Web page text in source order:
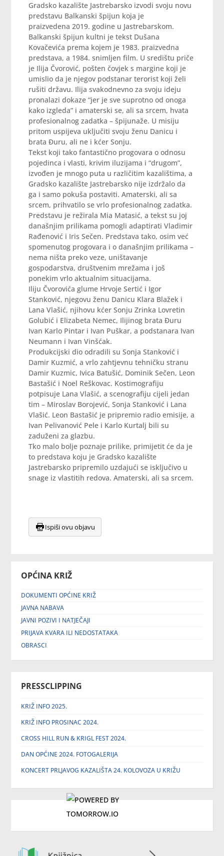
OPĆINA KRIŽ
DOKUMENTI OPĆINE KRIŽ
JAVNA NABAVA
JAVNI POZIVI I NATJEČAJI
PRIJAVA KVARA ILI NEDOSTATAKA
OBRASCI
PRESSCLIPPING
KRIŽ INFO 2025.
KRIŽ INFO PROSINAC 2024.
CROSS HILL RUN & KRIGL FEST 2024.
DAN OPĆINE 2024. FOTOGALERIJA
KONCERT PRLJAVOG KAZALIŠTA 24. KOLOVOZA U KRIŽU
Gradsko kazalište Jastrebarsko izvodi svoju novu
predstavu Balkanski špijun koja je
praizvedena 2019. godine u Jastrebarskom.
Balkanski špijun kultni je tekst Dušana
Kovačevića prema kojem je 1983. praizvedna
predstava, a 1984. snimljen film. U središtu priče
je Ilija Čvorović, pošten čovjek s margine koji je
umislio da je njegov podstanar terorist koji želi
rušiti državu. Ilija svakodnevno za svoju ideju
pronalazi dokaze “jer je sve suprotno od onoga
kako izgleda” i amaterski se, ali sa srcem, hvata
profesionalnog zadatka – špijunaže. U misiju
pritom uspijeva uključiti svoju ženu Danicu i
brata Đuru, ali ne i kćer Sonju.
Tekst koji tako fantastično progovara o odnosu
pojedinca i vlasti, krivim iluzijama i “drugom”,
izvođen je mnogo puta u različitim kazalištima, a
Gradsko kazalište Jastrebarsko nije izdržalo da
ga i samo pokuša postaviti. Amaterski, ali sa
srcem, prihvatilo se vrlo profesionalnog zadatka.
Predstavu je režirala Mia Matasić, a tekst su joj
današnjim prilikama pomogli adaptirati Vladimir
Rađenović i Iris Sečen. Predstava tako, osim već
spomenutog progovara i o današnjim prilikama –
nema ništa preko veze, uništavanje
gospodarstva, društvenim mrežama i još
ponekim vrlo aktualnim situacijama.
Iliju Čvorovića glume Hrvoje Sertić i Igor
Stanković, njegovu ženu Danicu Klara Blažek i
Lana Vlašić, njihovu kćer Sonju Zrinka Lovretin
Golubić i Elizabeta Nemec, Ilijinog brata Đuru
Ivan Karlo Pintar i Ivan Puškar, a podstanara Ivan
Neumann i Ivan Vinšćak.
Produkcijski dio odradili su Sonja Stanković i
Damir Kuzmić, a vrlo zahtjevnu tehničku stranu
Damir Kuzmic, Ivica Batušić, Dominik Sečen, Leon
Bastašić i Noel Reškovac. Kostimografiju
potpisuje Lana Vlašić, a scenografiju cijeli jedan
tim – Miroslav Borojević, Sonja Stanković i Lana
Vlašić. Leon Bastašić je pripremio radio emisije, a
Ivan Pelivanović Pele i Karlo Kurtalj bili su
zaduženi za glazbu.
Tko malo bolje poznaje prilike, primijetit će da je
to predstava koju je Gradsko kazalište
Jastrebarsko pripremilo uzdajući se isključivo u
snage iz vlastitih redova. Amaterski, ali sa srcem.
Ispiši ovu objavu